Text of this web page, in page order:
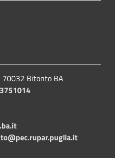
70032 Bitonto BA